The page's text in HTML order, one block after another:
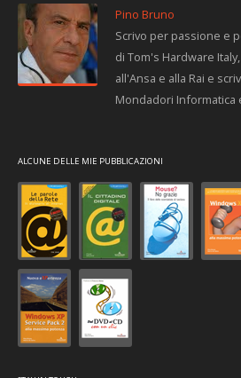
Pino Bruno
Scrivo per passione e
di Tom's Hardware
all'Ansa e alla Rai e
Mondadori Informatica
ALCUNE DELLE MIE PUBBLICAZIONI